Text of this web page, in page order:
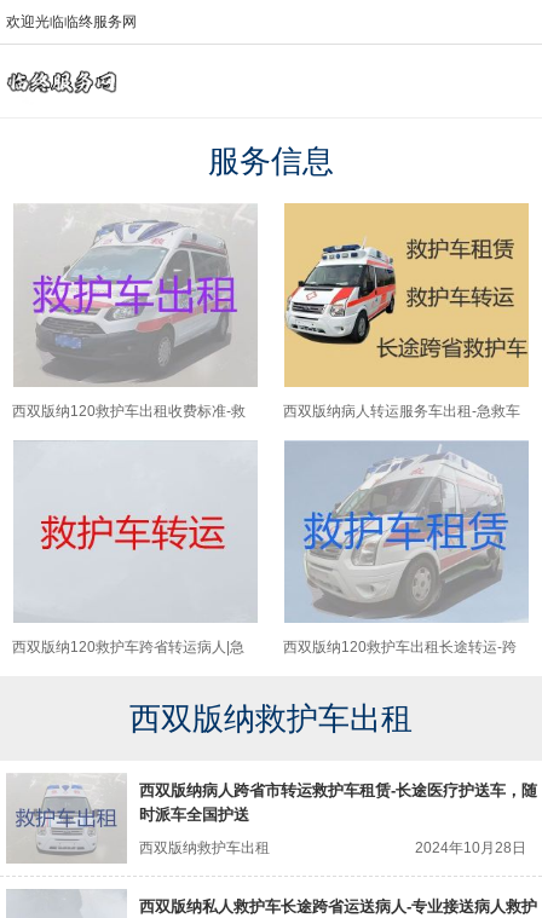
欢迎光临临终服务网
服务信息
西双版纳120救护车出租收费标准-救
护车转运公司
西双版纳病人转运服务车出租-急救车
出租护送病人
西双版纳120救护车跨省转运病人|急
西双版纳120救护车出租长途转运-跨
西双版纳救护车出租
西双版纳病人跨省市转运救护车租赁-长途医疗护送车，随
时派车全国护送
西双版纳救护车出租 2024年10月28日
西双版纳私人救护车长途跨省运送病人-专业接送病人救护